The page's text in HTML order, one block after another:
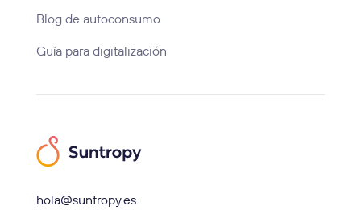
Blog de autoconsumo
Guía para digitalización
hola@suntropy.es